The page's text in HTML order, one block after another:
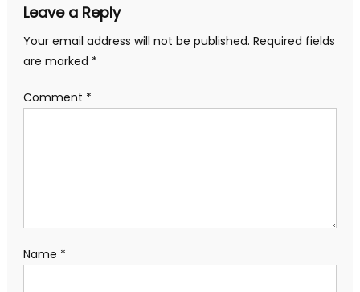
Leave a Reply
Your email address will not be published. Required fields
are marked *
Comment *
Name *